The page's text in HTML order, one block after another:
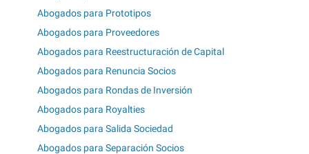
Abogados para Prototipos
Abogados para Proveedores
Abogados para Reestructuración de Capital
Abogados para Renuncia Socios
Abogados para Rondas de Inversión
Abogados para Royalties
Abogados para Salida Sociedad
Abogados para Separación Socios